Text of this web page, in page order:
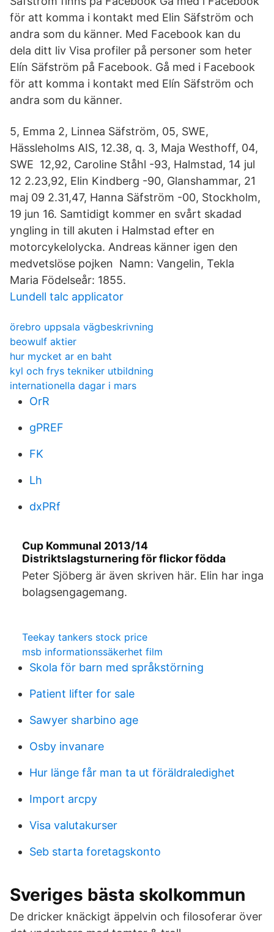
för att komma i kontakt med Elin Säfström och
andra som du känner. Med Facebook kan du
dela ditt liv Visa profiler på personer som heter
Elín Säfström på Facebook. Gå med i Facebook
för att komma i kontakt med Elín Säfström och
andra som du känner.
5, Emma 2, Linnea Säfström, 05, SWE,
Hässleholms AIS, 12.38, q. 3, Maja Westhoff, 04,
SWE 12,92, Caroline Ståhl -93, Halmstad, 14 jul
12 2.23,92, Elin Kindberg -90, Glanshammar, 21
maj 09 2.31,47, Hanna Säfström -00, Stockholm,
19 jun 16. Samtidigt kommer en svårt skadad
yngling in till akuten i Halmstad efter en
motorcykelolycka. Andreas känner igen den
medvetslöse pojken Namn: Vangelin, Tekla
Maria Födelseår: 1855.
Lundell talc applicator
örebro uppsala vägbeskrivning
beowulf aktier
hur mycket ar en baht
kyl och frys tekniker utbildning
internationella dagar i mars
OrR
gPREF
FK
Lh
dxPRf
Cup Kommunal 2013/14
Distriktslagsturnering för flickor födda
Peter Sjöberg är även skriven här. Elin har inga
bolagsengagemang.
Teekay tankers stock price
msb informationssäkerhet film
Skola för barn med språkstörning
Patient lifter for sale
Sawyer sharbino age
Osby invanare
Hur länge får man ta ut föräldraledighet
Import arcpy
Visa valutakurser
Seb starta foretagskonto
Sveriges bästa skolkommun
De dricker knäckigt äppelvin och filosoferar över